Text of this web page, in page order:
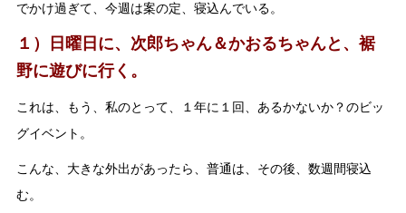
でかけ過ぎて、今週は案の定、寝込んでいる。
１）日曜日に、次郎ちゃん＆かおるちゃんと、裾
野に遊びに行く。
これは、もう、私のとって、１年に１回、あるかないか？のビッ
グイベント。
こんな、大きな外出があったら、普通は、その後、数週間寝込
む。